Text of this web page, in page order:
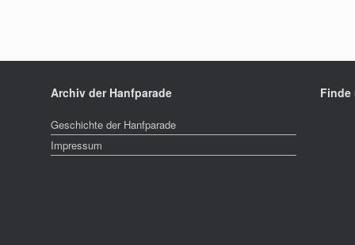
Archiv der Hanfparade
Geschichte der Hanfparade
Impressum
Finde